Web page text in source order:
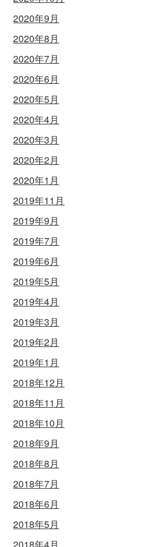
2020年9月
2020年8月
2020年7月
2020年6月
2020年5月
2020年4月
2020年3月
2020年2月
2020年1月
2019年11月
2019年9月
2019年7月
2019年6月
2019年5月
2019年4月
2019年3月
2019年2月
2019年1月
2018年12月
2018年11月
2018年10月
2018年9月
2018年8月
2018年7月
2018年6月
2018年5月